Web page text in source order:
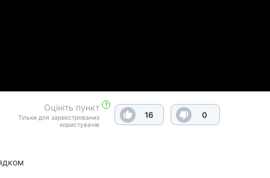
Оцініть пункт ?
Тільки для зареєстрованих
користувачів
16 0